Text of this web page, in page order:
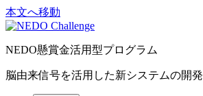
本文へ移動
NEDO懸賞金活用型プログラム
脳由来信号を活用した新システムの開発